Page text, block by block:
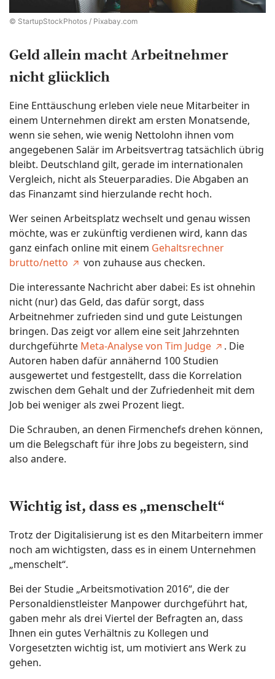
© StartupStockPhotos / Pixabay.com
Geld allein macht Arbeitnehmer
nicht glücklich
Eine Enttäuschung erleben viele neue Mitarbeiter in
einem Unternehmen direkt am ersten Monatsende,
wenn sie sehen, wie wenig Nettolohn ihnen vom
angegebenen Salär im Arbeitsvertrag tatsächlich übrig
bleibt. Deutschland gilt, gerade im internationalen
Vergleich, nicht als Steuerparadies. Die Abgaben an
das Finanzamt sind hierzulande recht hoch.
Wer seinen Arbeitsplatz wechselt und genau wissen
möchte, was er zukünftig verdienen wird, kann das
ganz einfach online mit einem Gehaltsrechner
brutto/netto
von zuhause aus checken.
Die interessante Nachricht aber dabei: Es ist ohnehin
nicht (nur) das Geld, das dafür sorgt, dass
Arbeitnehmer zufrieden sind und gute Leistungen
bringen. Das zeigt vor allem eine seit Jahrzehnten
durchgeführte Meta-Analyse von Tim Judge
. Die
Autoren haben dafür annähernd 100 Studien
ausgewertet und festgestellt, dass die Korrelation
zwischen dem Gehalt und der Zufriedenheit mit dem
Job bei weniger als zwei Prozent liegt.
Die Schrauben, an denen Firmenchefs drehen können,
um die Belegschaft für ihre Jobs zu begeistern, sind
also andere.
Wichtig ist, dass es „menschelt“
Trotz der Digitalisierung ist es den Mitarbeitern immer
noch am wichtigsten, dass es in einem Unternehmen
„menschelt“.
Bei der Studie „Arbeitsmotivation 2016“, die der
Personaldienstleister Manpower durchgeführt hat,
gaben mehr als drei Viertel der Befragten an, dass
Ihnen ein gutes Verhältnis zu Kollegen und
Vorgesetzten wichtig ist, um motiviert ans Werk zu
gehen.